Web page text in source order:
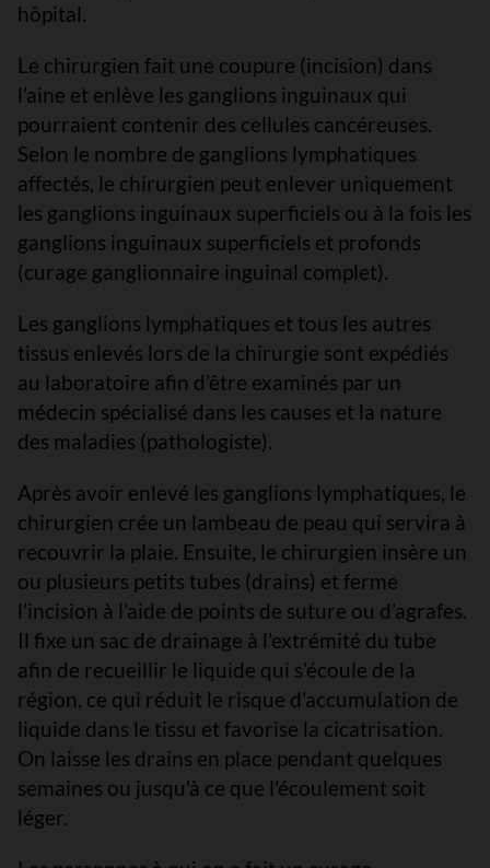
hôpital.
Le chirurgien fait une coupure (incision) dans
l’aine et enlève les ganglions inguinaux qui
pourraient contenir des cellules cancéreuses.
Selon le nombre de ganglions lymphatiques
affectés, le chirurgien peut enlever uniquement
les ganglions inguinaux superficiels ou à la fois les
ganglions inguinaux superficiels et profonds
(curage ganglionnaire inguinal complet).
Les ganglions lymphatiques et tous les autres
tissus enlevés lors de la chirurgie sont expédiés
au laboratoire afin d’être examinés par un
médecin spécialisé dans les causes et la nature
des maladies (pathologiste).
Après avoir enlevé les ganglions lymphatiques, le
chirurgien crée un lambeau de peau qui servira à
recouvrir la plaie. Ensuite, le chirurgien insère un
ou plusieurs petits tubes (drains) et ferme
l’incision à l’aide de points de suture ou d’agrafes.
Il fixe un sac de drainage à l’extrémité du tube
afin de recueillir le liquide qui s’écoule de la
région, ce qui réduit le risque d’accumulation de
liquide dans le tissu et favorise la cicatrisation.
On laisse les drains en place pendant quelques
semaines ou jusqu'à ce que l'écoulement soit
léger.